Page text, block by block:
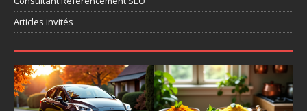
Articles invités